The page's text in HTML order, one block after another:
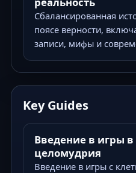
Сбалансированная
поясе верности,
записи, мифы и
Key Guides
Введение в игры в
целомудрия
Введение в игры с